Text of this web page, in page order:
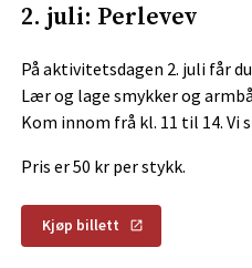
2. juli: Perlevev
På aktivitetsdagen 2. juli får
Lær og lage smykker og
Kom innom frå kl. 11 til 14. Vi
Pris er 50 kr per stykk.
Kjøp billett